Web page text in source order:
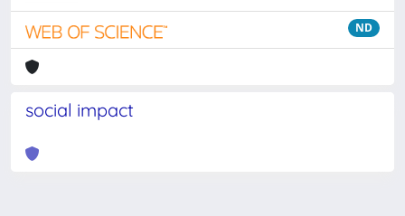
ND
social impact